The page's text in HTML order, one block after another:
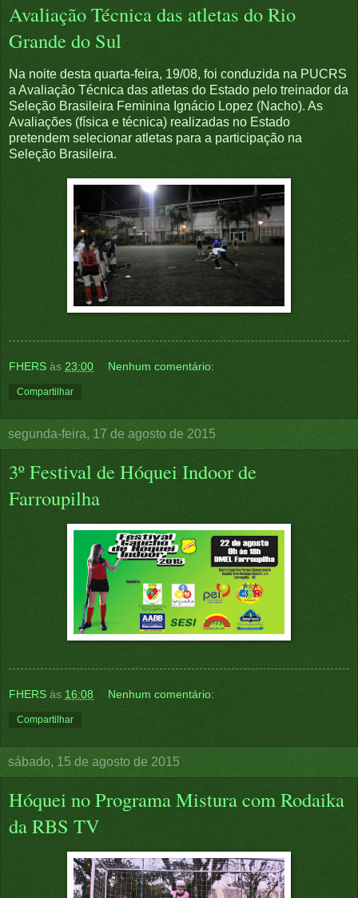
Avaliação Técnica das atletas do Rio
Grande do Sul
Na noite desta quarta-feira, 19/08, foi conduzida na PUCRS
a Avaliação Técnica das atletas do Estado pelo treinador da
Seleção Brasileira Feminina Ignácio Lopez (Nacho). As
Avaliações (física e técnica) realizadas no Estado
pretendem selecionar atletas para a participação na
Seleção Brasileira.
FHERS às 23:00 Nenhum comentário:
Compartilhar
segunda-feira, 17 de agosto de 2015
3º Festival de Hóquei Indoor de
Farroupilha
FHERS às 16:08 Nenhum comentário:
Compartilhar
sábado, 15 de agosto de 2015
Hóquei no Programa Mistura com Rodaika
da RBS TV